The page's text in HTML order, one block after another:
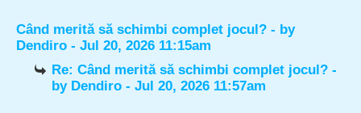
Când merită să schimbi complet jocul? - by
Dendiro - Jul 20, 2026 11:15am
Re: Când merită să schimbi complet jocul? -
by Dendiro - Jul 20, 2026 11:57am